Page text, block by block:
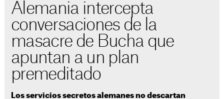
Alemania intercepta
conversaciones de la
masacre de Bucha que
apuntan a un plan
premeditado
Los servicios secretos alemanes no descartan